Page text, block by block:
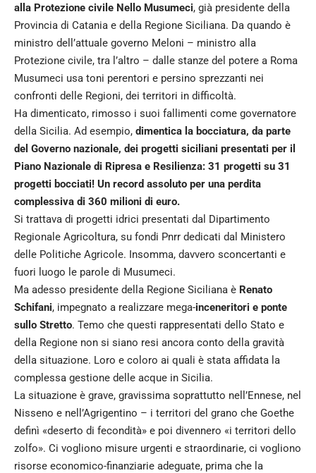
alla Protezione civile Nello Musumeci, già presidente della
Provincia di Catania e della Regione Siciliana. Da quando è
ministro dell’attuale governo Meloni – ministro alla
Protezione civile, tra l’altro – dalle stanze del potere a Roma
Musumeci usa toni perentori e persino sprezzanti nei
confronti delle Regioni, dei territori in difficoltà.
Ha dimenticato, rimosso i suoi fallimenti come governatore
della Sicilia. Ad esempio, dimentica la bocciatura, da parte
del Governo nazionale, dei progetti siciliani presentati per il
Piano Nazionale di Ripresa e Resilienza: 31 progetti su 31
progetti bocciati! Un record assoluto per una perdita
complessiva di 360 milioni di euro.
Si trattava di progetti idrici presentati dal Dipartimento
Regionale Agricoltura, su fondi Pnrr dedicati dal Ministero
delle Politiche Agricole. Insomma, davvero sconcertanti e
fuori luogo le parole di Musumeci.
Ma adesso presidente della Regione Siciliana è Renato
Schifani, impegnato a realizzare mega-inceneritori e ponte
sullo Stretto. Temo che questi rappresentati dello Stato e
della Regione non si siano resi ancora conto della gravità
della situazione. Loro e coloro ai quali è stata affidata la
complessa gestione delle acque in Sicilia.
La situazione è grave, gravissima soprattutto nell’Ennese, nel
Nisseno e nell’Agrigentino – i territori del grano che Goethe
definì «deserto di fecondità» e poi divennero «i territori dello
zolfo». Ci vogliono misure urgenti e straordinarie, ci vogliono
risorse economico-finanziarie adeguate, prima che la